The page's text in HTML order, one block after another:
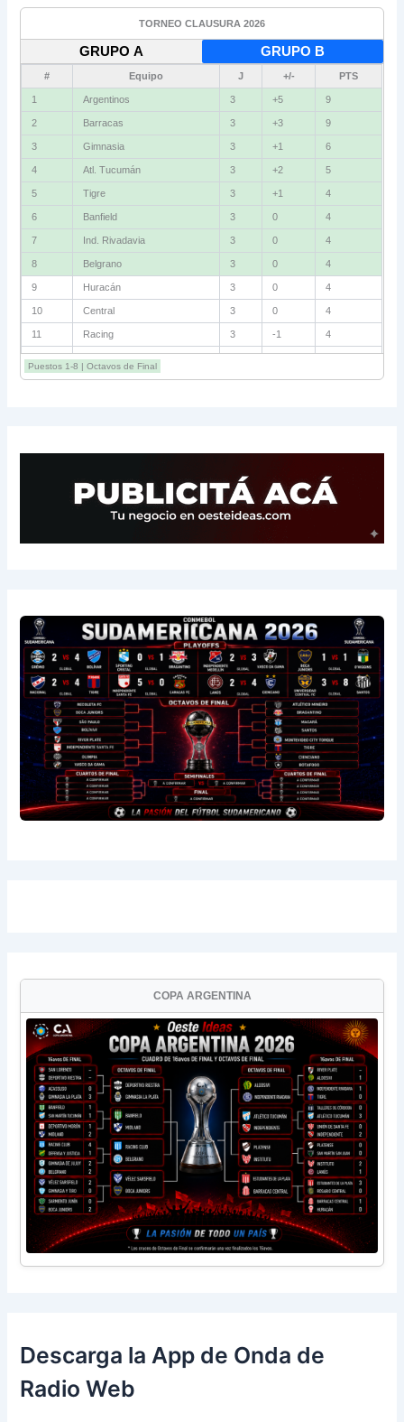
TORNEO CLAUSURA 2026
GRUPO A GRUPO B
# Equipo J +/- PTS
1 Argentinos 3 +5 9
2 Barracas 3 +3 9
3 Gimnasia 3 +1 6
4 Atl. Tucumán 3 +2 5
5 Tigre 3 +1 4
6 Banfield 3 0 4
7 Ind. Rivadavia 3 0 4
8 Belgrano 3 0 4
9 Huracán 3 0 4
10 Central 3 0 4
11 Racing 3 -1 4
12 Estudiantes RC
13 Sarmiento 3 -1 3
Puestos 1-8 | Octavos de Final
COPA ARGENTINA
Descarga la App de Onda de
Radio Web